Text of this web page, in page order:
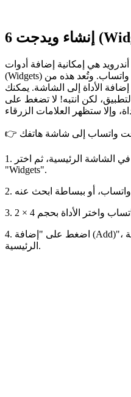
6
هي إمكانية إضافة أدوات
(Widgets) إلى الشاشة الرئيسية، بما في ذلك واتساب. وتُعد هذه من
الأداة إلى الشاشة. يمكنك
لكن انتبه! لا تضغط على
1. اضغط مطولًا على مساحة فارغة في الشاشة الرئيسية، ثم اختر
"Widgets".
4. اضغط على "إضافة (Add)"، وستظهر الأداة على الشاشة
الرئيسية.